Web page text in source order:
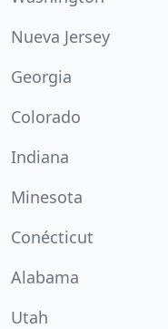
Nueva Jersey
Georgia
Colorado
Indiana
Minesota
Conécticut
Alabama
Utah